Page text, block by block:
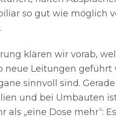
so gut wie möglich
klären wir vorab,
neue Leitungen geführt
sinnvoll sind.
und bei Umbauten
als „eine Dose mehr“: